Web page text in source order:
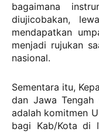
bagaimana
diujicobakan,
mendapatkan
menjadi rujukan
nasional.
Sementara itu,
dan Jawa Tengah
adalah komitmen
bagi Kab/Kota di